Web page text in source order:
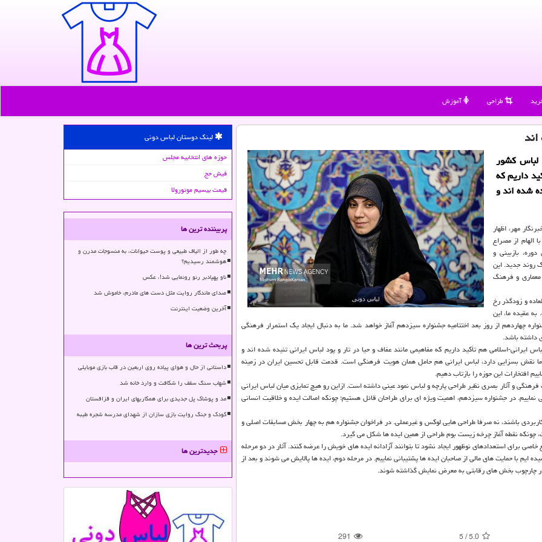
طراحی آموزش
لباس کشور
داریم که
شده اند و
مهر، اظهار
از مصراع
بازبینی و
روند جدید. این
و فرهنگ
و زودگذر رخ
عقیده ما، این
چهاردهم از روز بعد اختتامیه جشنواره سیزدهم آغاز خواهد شد. ما به دنبال ایجاد یک استمرار فرهنگی
داشته باشد.
اسلامی هم تأکید داریم که مفاهیمی مانند عفاف و حیا در تار و پود لباس ایرانی تنیده شده اند و
نقش بسزایی دارد، لباس ایرانی هم حامل همان هویت فرهنگی است. قدمت قابل تحسین ایران در زمینه
افتخارات این حوزه را بازتاب دهیم.
و آثار بصری نظیر طراحی پارچه و لباس نمود عینی داشته است. ازاین رو هیچ تمایزی میان لباس ایرانی
نماییم. در جشنواره سیزدهم، اهمیت ویژه ای برای طراحان قائل هستیم؛ چونکه اصالت ایده و خلاقیت انسانی
باشند، نه صرفا طراحی هایی لوکس و غیرعملی. در فراخوان جشنواره هم به چهار بخش مسابقات اصلی و
نقطه آغاز چرخه زیست بوم طراحی از همین ایده ها شکل می گیرد.
برای استعدادهای نوظهور ایجاد نشود تا بتوانند آزادانه ایده های خویش را عرضه کنند. آثار در دو مرحله
ایم با حمایت های مالی از صاحبان ایده ها پشتیبانی نماییم. در مرحله دوم، ایده ها پالایش می شوند و بعد از
چارچوب بخش های رقابتی به معرض نمایش گذاشته شوند.
5.0
/
5
291
لینک دوستان لباس دونی
حوزه های انتخابیه مجلس
فیش حج
قیمت بیسیم موتورولا
پربیننده ترین ها
چه طور از الیاف طبیعی و پوست حیوانات، به منسوجات مدرن و
هوشمند رسیدیم؟
ناو پهپادبر رنو رونمایی شد!، عکس
صدای ماندگار روایت مثل دست های مادرم، خاموش شد
آخرین وضعیت اینترنت
پربحث ترین ها
داستانی از حال و هوای پیاده روی اربعین در قاب بازی موبایلی
شهاب سنگ سقف را شکافت و وارد خانه شد
مد و پوشاک پل جدیدی برای همکاریهای ایران و قزاقستان
کودک و جنگ روایت بازی سازان از شهدای مدرسه شجره طیبه
جدیدترین ها